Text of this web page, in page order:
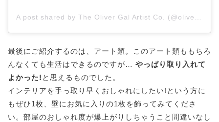
A post shared by The Oliver Gal Artist Co. (@olivergalart)
最後にご紹介するのは、アート類。このアート類ももちろ
んなくても生活はできるのですが… やっぱり取り入れて
よかった! と思えるものでした。
インテリアを手っ取り早くおしゃれにしたい!という方に
もぜひ1枚、壁にお気に入りの1枚を飾ってみてくださ
い。部屋のおしゃれ度が爆上がりしちゃうこと間違いなし